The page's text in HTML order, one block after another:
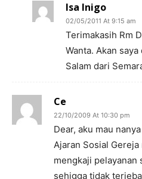
Isa Inigo
02/05/2011 At 9:15 am
Terimakasih Rm
Wanta. Akan saya
Salam dari
Ce
22/10/2009 At 10:30 pm
Dear, aku mau
Ajaran Sosial
mengkaji pelayanan
sehigga tidak